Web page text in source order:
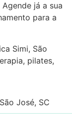
já a sua
para a
Simi, São
pilates,